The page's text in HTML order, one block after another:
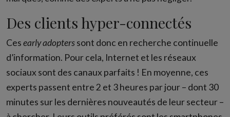
Des clients hyper-connectés
Cesearly adopterssont donc en recherche continuelle
d’information. Pour cela, Internet et les réseaux
sociaux sont des canaux parfaits ! En moyenne, ces
experts passent entre 2 et 3 heures par jour – dont 30
minutes sur les dernières nouveautés de leur secteur –